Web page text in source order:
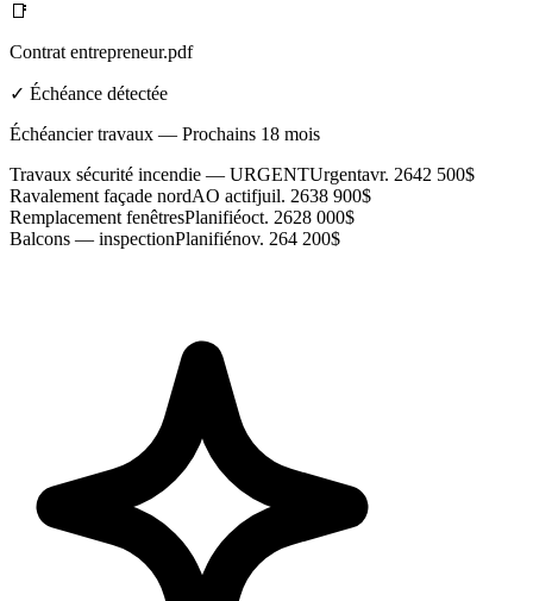
📑
Contrat entrepreneur.pdf
✓ Échéance détectée
Échéancier travaux — Prochains 18 mois
Travaux sécurité incendie — URGENTUrgentavr. 2642 500$
Ravalement façade nordAO actifjuil. 2638 900$
Remplacement fenêtresPlanifiéoct. 2628 000$
Balcons — inspectionPlanifiénov. 264 200$